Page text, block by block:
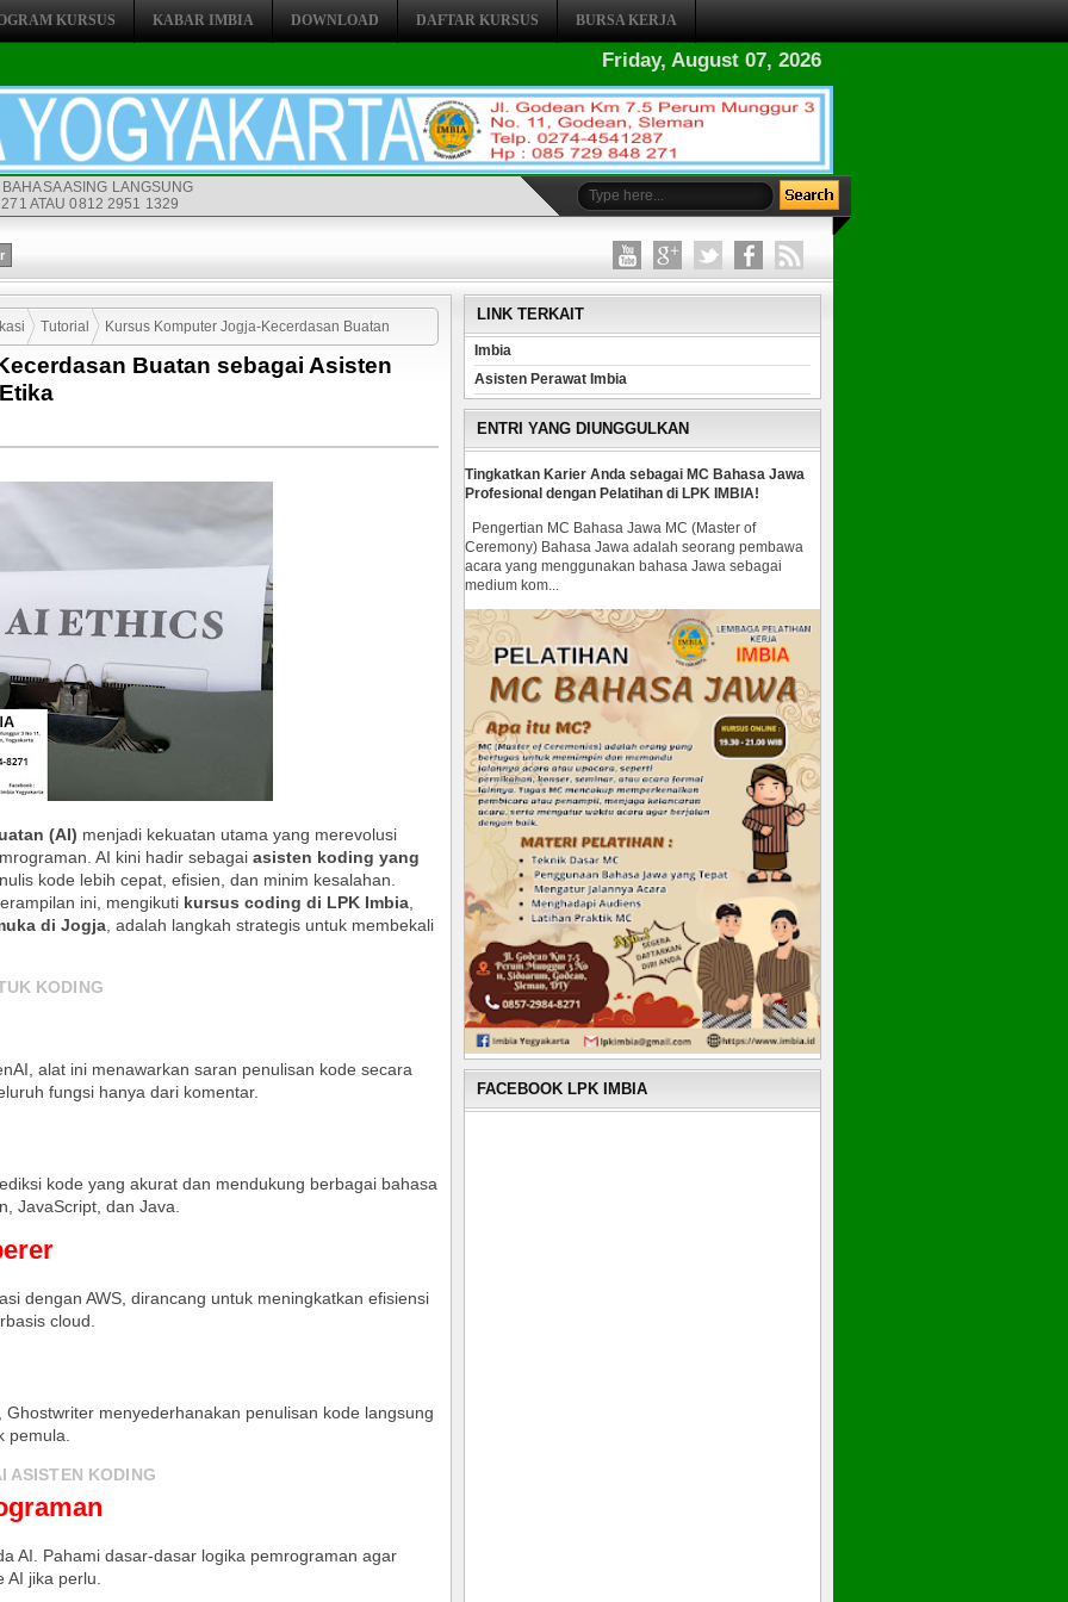
KURSUS KABAR IMBIA DOWNLOAD DAFTAR KURSUS BURSA KERJA
Friday, August 07, 2026
ASING LANGSUNG
ATAU 0812 2951 1329
Tutorial Kursus Komputer Jogja-Kecerdasan Buatan
Etika
Buatan sebagai Asisten
(AI) menjadi kekuatan utama yang merevolusi
AI kini hadir sebagai asisten koding yang
kode lebih cepat, efisien, dan minim kesalahan.
ini, mengikuti kursus coding di LPK Imbia
di Jogja , adalah langkah strategis untuk membekali
KODING
alat ini menawarkan saran penulisan kode secara
fungsi hanya dari komentar.
kode yang akurat dan mendukung berbagai bahasa
JavaScript, dan Java.
dengan AWS, dirancang untuk meningkatkan efisiensi
cloud.
menyederhanakan penulisan kode langsung
pemula.
ASISTEN KODING
AI. Pahami dasar-dasar logika pemrograman agar
jika perlu.
LINK TERKAIT
Imbia
Asisten Perawat Imbia
ENTRI YANG DIUNGGULKAN
Tingkatkan Karier Anda sebagai MC Bahasa Jawa
Profesional dengan Pelatihan di LPK IMBIA!
Pengertian MC Bahasa Jawa MC (Master of
Ceremony) Bahasa Jawa adalah seorang pembawa
acara yang menggunakan bahasa Jawa sebagai
medium kom...
FACEBOOK LPK IMBIA